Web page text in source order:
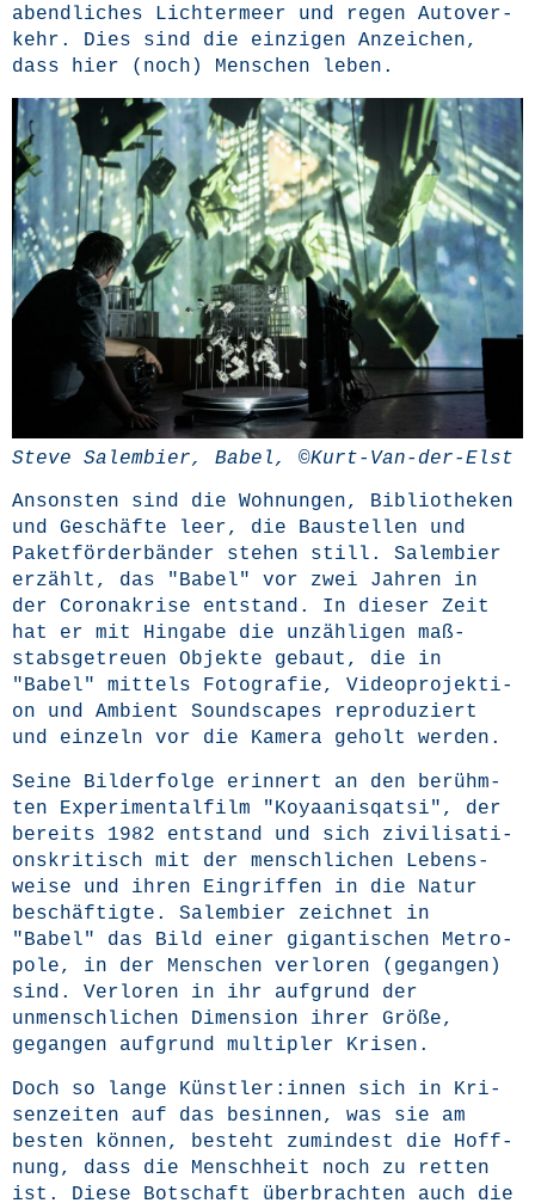
abend­li­ches Lich­ter­meer und regen Auto­ver­
kehr. Dies sind die ein­zi­gen Anzei­chen,
dass hier (noch) Men­schen leben.
Ste­ve Salem­bier, Babel, ©Kurt-Van-der-Elst
Ansons­ten sind die Woh­nun­gen, Biblio­the­ken
und Geschäf­te leer, die Bau­stel­len und
Paket­för­der­bän­der ste­hen still. Salem­bier
erzählt, das "Babel" vor zwei Jah­ren in
der Coro­na­kri­se ent­stand. In die­ser Zeit
hat er mit Hin­ga­be die unzäh­li­gen maß­
stabs­ge­treu­en Objek­te gebaut, die in
"Babel" mit­tels Foto­gra­fie, Video­pro­jek­ti­
on und Ambi­ent Sound­scapes repro­du­ziert
und ein­zeln vor die Kame­ra geholt werden.
Sei­ne Bil­der­fol­ge erin­nert an den berühm­
ten Expe­ri­men­tal­film "Koyaa­nis­qat­si", der
bereits 1982 ent­stand und sich zivi­li­sa­ti­
ons­kri­tisch mit der mensch­li­chen Lebens­
wei­se und ihren Ein­grif­fen in die Natur
beschäf­tig­te. Salem­bier zeich­net in
"Babel" das Bild einer gigan­ti­schen Metro­
po­le, in der Men­schen ver­lo­ren (gegan­gen)
sind. Ver­lo­ren in ihr auf­grund der
unmensch­li­chen Dimen­si­on ihrer Grö­ße,
gegan­gen auf­grund mul­ti­pler Krisen.
Doch so lan­ge Künstler:innen sich in Kri­
sen­zei­ten auf das besin­nen, was sie am
bes­ten kön­nen, besteht zumin­dest die Hoff­
nung, dass die Mensch­heit noch zu ret­ten
ist. Die­se Bot­schaft über­brach­ten auch die